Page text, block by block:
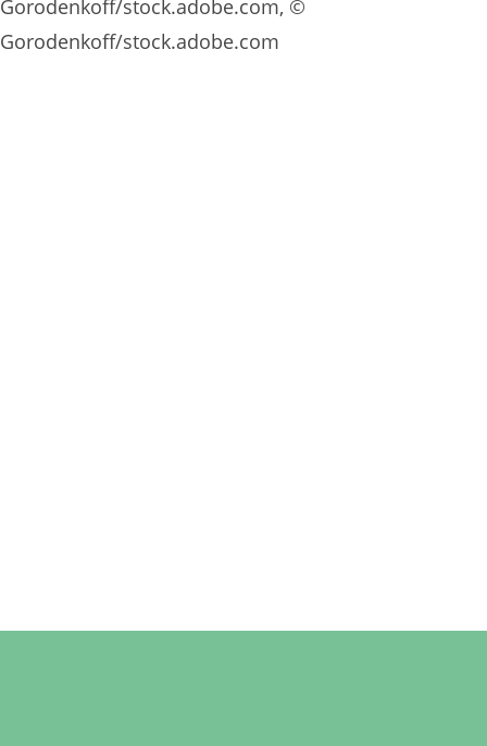
Gorodenkoff/stock.adobe.com, ©
Gorodenkoff/stock.adobe.com